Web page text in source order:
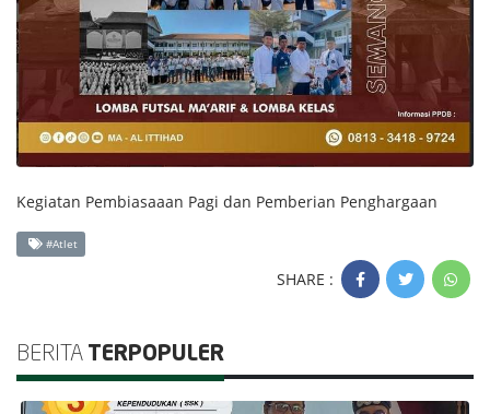
Kegiatan Pembiasaaan Pagi dan Pemberian Penghargaan
#Atlet
SHARE :
BERITA TERPOPULER